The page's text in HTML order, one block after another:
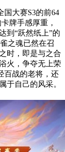
国大赛S3的前64
牌手感厚重，
到“跃然纸上”的
之魂已然在召
时，即是与之合
火，争夺无上荣
百战的老将，还
于自己的风采。